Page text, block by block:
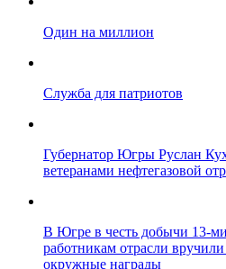
Один на миллион
Служба для патриотов
Губернатор Югры Руслан
ветеранами нефтегазовой
В Югре в честь добычи 13-
работникам отрасли
окружные награды